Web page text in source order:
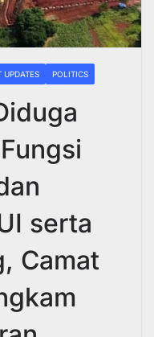
UPDATES POLITICS
serta
Camat